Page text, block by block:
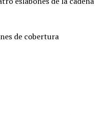
de cobertura